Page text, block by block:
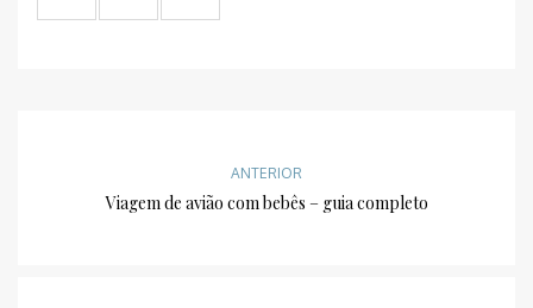
ANTERIOR
Viagem de avião com bebês – guia completo